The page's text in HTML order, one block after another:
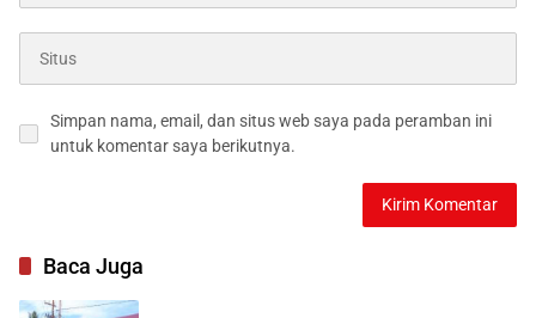
Simpan nama, email, dan situs web saya pada peramban ini
untuk komentar saya berikutnya.
Baca Juga